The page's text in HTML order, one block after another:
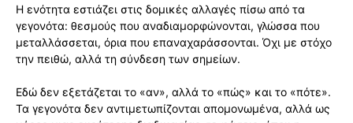
Η ενότητα εστιάζει στις δομικές αλλαγές πίσω από τα
γεγονότα: θεσμούς που αναδιαμορφώνονται, γλώσσα που
μεταλλάσσεται, όρια που επαναχαράσσονται. Όχι με στόχο
την πειθώ, αλλά τη σύνδεση των σημείων.
Εδώ δεν εξετάζεται το «αν», αλλά το «πώς» και το «πότε».
Τα γεγονότα δεν αντιμετωπίζονται απομονωμένα, αλλά ως